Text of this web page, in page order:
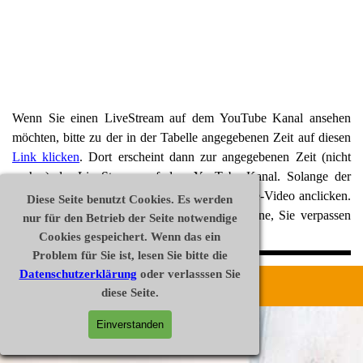
Diese Seite benutzt Cookies. Es werden
nur für den Betrieb der Seite notwendige
Cookies gespeichert. Wenn das ein
Problem für Sie ist, lesen Sie bitte die
Datenschutzerklärung oder verlasssen Sie
diese Seite.
Einverstanden
Wenn Sie einen LiveStream auf dem YouTube Kanal ansehen
möchten, bitte zu der in der Tabelle angegebenen Zeit auf diesen
Link klicken. Dort erscheint dann zur angegebenen Zeit (nicht
vorher) der LiveStream auf dem YouTube Kanal. Solange der
LiveStream läuft, können Sie jederzeit das Live-Video anclicken.
Der LiveStream beginnt dann für Sie von vorne, Sie verpassen
also nichts.
Datenschutz
Disclaimer
Impressum
Widerrufsrecht
Vertrag widerrufen
Zurück zum Seiteninhalt